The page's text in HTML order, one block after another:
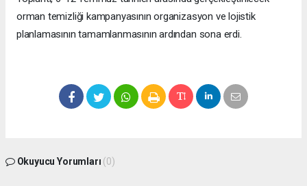
orman temizliği kampanyasının organizasyon ve lojistik
planlamasının tamamlanmasının ardından sona erdi.
Okuyucu Yorumları (0)